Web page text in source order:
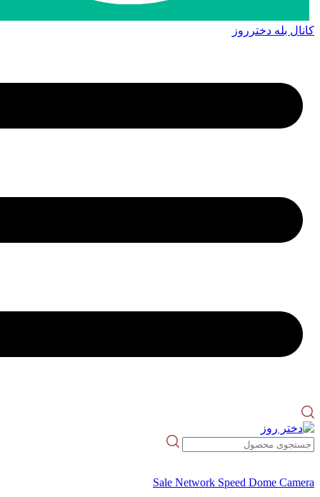
کانال بله دخترروز
Sale Network Speed Dome Camera